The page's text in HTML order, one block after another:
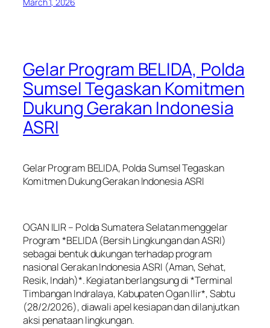
Gelar Program BELIDA, Polda
Sumsel Tegaskan Komitmen
Dukung Gerakan Indonesia
ASRI
Gelar Program BELIDA, Polda Sumsel Tegaskan
Komitmen Dukung Gerakan Indonesia ASRI
OGAN ILIR – Polda Sumatera Selatan menggelar
Program *BELIDA (Bersih Lingkungan dan ASRI)
sebagai bentuk dukungan terhadap program
nasional Gerakan Indonesia ASRI (Aman, Sehat,
Resik, Indah)*. Kegiatan berlangsung di *Terminal
Timbangan Indralaya, Kabupaten Ogan Ilir*, Sabtu
(28/2/2026), diawali apel kesiapan dan dilanjutkan
aksi penataan lingkungan.